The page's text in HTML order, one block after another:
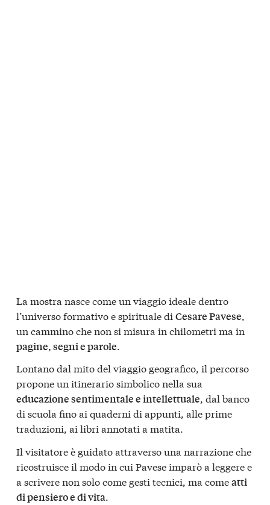
La mostra nasce come un viaggio ideale dentro
l’universo formativo e spirituale di Cesare Pavese,
un cammino che non si misura in chilometri ma in
pagine, segni e parole.
Lontano dal mito del viaggio geografico, il percorso
propone un itinerario simbolico nella sua
educazione sentimentale e intellettuale, dal banco
di scuola fino ai quaderni di appunti, alle prime
traduzioni, ai libri annotati a matita.
Il visitatore è guidato attraverso una narrazione che
ricostruisce il modo in cui Pavese imparò a leggere e
a scrivere non solo come gesti tecnici, ma comeatti
di pensiero e di vita.